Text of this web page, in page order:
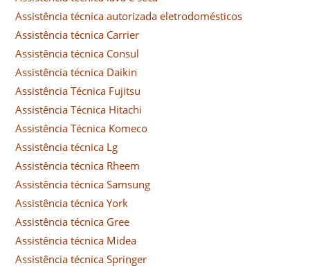
Assistência técnica autorizada eletrodomésticos
Assistência técnica Carrier
Assistência técnica Consul
Assistência técnica Daikin
Assistência Técnica Fujitsu
Assistência Técnica Hitachi
Assistência Técnica Komeco
Assistência técnica Lg
Assistência técnica Rheem
Assistência técnica Samsung
Assistência técnica York
Assistência técnica Gree
Assistência técnica Midea
Assistência técnica Springer